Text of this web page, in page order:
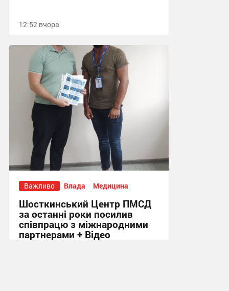
12:52 вчора
Важливо Влада Медицина
Шосткинський Центр ПМСД
за останні роки посилив
співпрацю з міжнародними
партнерами + Відео